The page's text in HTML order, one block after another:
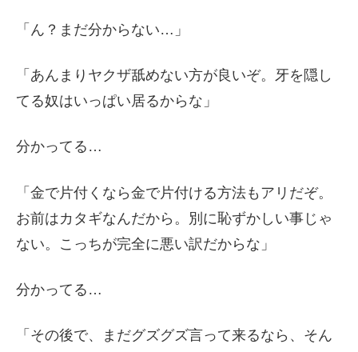
「ん？まだ分からない…」
「あんまりヤクザ舐めない方が良いぞ。牙を隠し
てる奴はいっぱい居るからな」
分かってる…
「金で片付くなら金で片付ける方法もアリだぞ。
お前はカタギなんだから。別に恥ずかしい事じゃ
ない。こっちが完全に悪い訳だからな」
分かってる…
「その後で、まだグズグズ言って来るなら、そん